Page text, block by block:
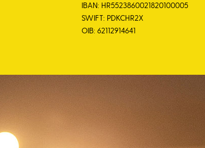
IBAN: HR5523860021820100005
SWIFT: PDKCHR2X
OIB: 62112914641